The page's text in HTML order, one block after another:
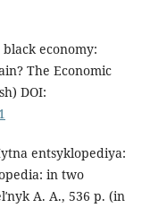
economy:
The Economic
DOI:
entsyklopediya:
in two
A. A., 536 p. (in